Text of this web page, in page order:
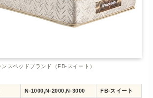
ンスベッドブランド（FB-スイート）
N-1000,N-2000,N-3000 FB-スイート